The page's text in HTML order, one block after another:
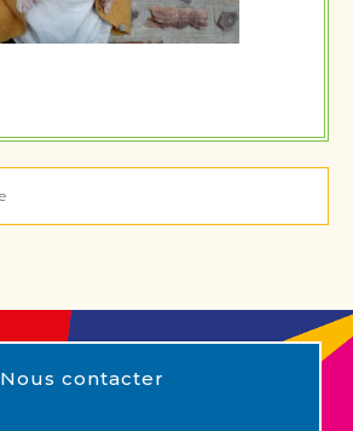
Nous contacter